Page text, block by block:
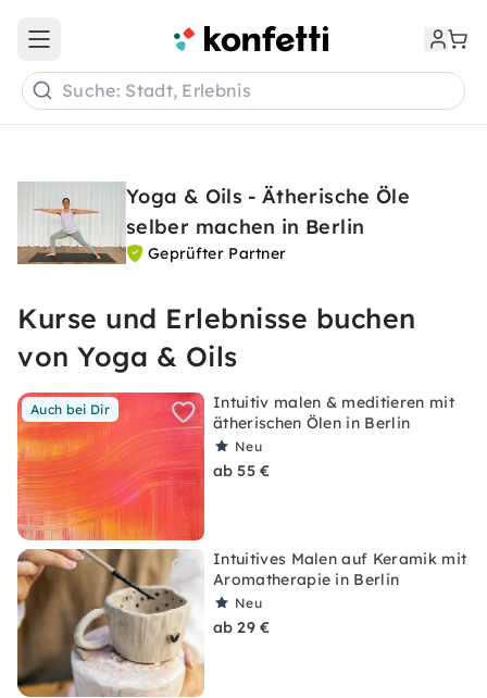
Open main menu
Suche: Stadt, Erlebnis
Yoga & Oils - Ätherische Öle
selber machen in Berlin
Geprüfter Partner
Kurse und Erlebnisse buchen
von Yoga & Oils
Auch bei Dir
Intuitiv malen & meditieren mit
ätherischen Ölen in Berlin
Neu
ab 55 €
Intuitives Malen auf Keramik mit
Aromatherapie in Berlin
Neu
ab 29 €